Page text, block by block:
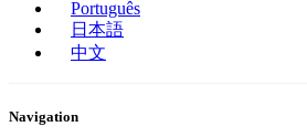
Português
日本語
中文
Navigation